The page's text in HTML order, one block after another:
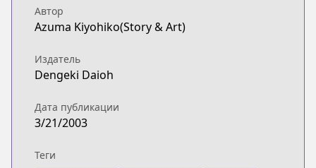
Official Site
Official Site
Автор
Azuma Kiyohiko(Story & Art)
Издатель
Dengeki Daioh
Дата публикации
3/21/2003
Теги